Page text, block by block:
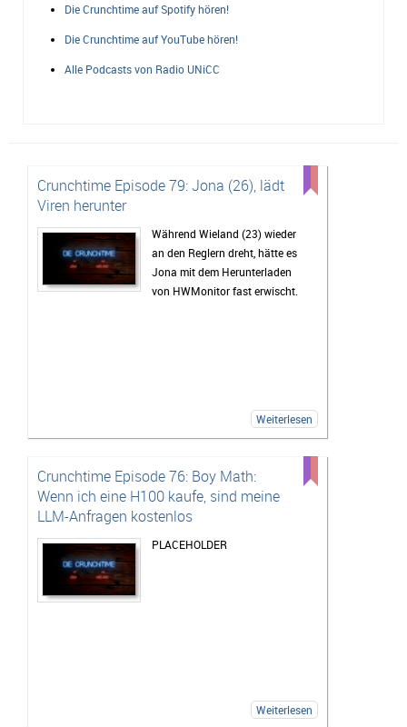
Die Crunchtime auf Spotify hören!
Die Crunchtime auf YouTube hören!
Alle Podcasts von Radio UNiCC
Crunchtime Episode 79: Jona (26), lädt
Viren herunter
Während Wieland (23) wieder
an den Reglern dreht, hätte es
Jona mit dem Herunterladen
von HWMonitor fast erwischt.
Weiterlesen
Crunchtime Episode 76: Boy Math:
Wenn ich eine H100 kaufe, sind meine
LLM-Anfragen kostenlos
PLACEHOLDER
Weiterlesen